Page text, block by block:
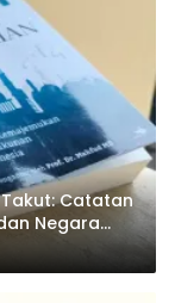
Catatan
Negara